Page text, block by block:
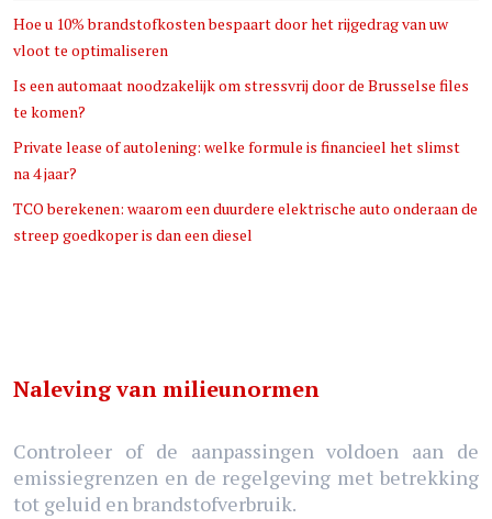
Hoe u 10% brandstofkosten bespaart door het rijgedrag van uw
vloot te optimaliseren
Is een automaat noodzakelijk om stressvrij door de Brusselse files
te komen?
Private lease of autolening: welke formule is financieel het slimst
na 4 jaar?
TCO berekenen: waarom een duurdere elektrische auto onderaan de
streep goedkoper is dan een diesel
Naleving van milieunormen
Controleer of de aanpassingen voldoen aan de
emissiegrenzen en de regelgeving met betrekking
tot geluid en brandstofverbruik.